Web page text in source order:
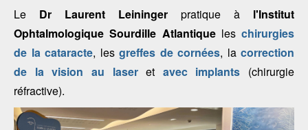
Le Dr Laurent Leininger pratique à l'Institut
Ophtalmologique Sourdille Atlantiqueles chirurgies
de la cataracte, les greffes de cornées, la correction
de la vision au laseret avec implants (chirurgie
réfractive).